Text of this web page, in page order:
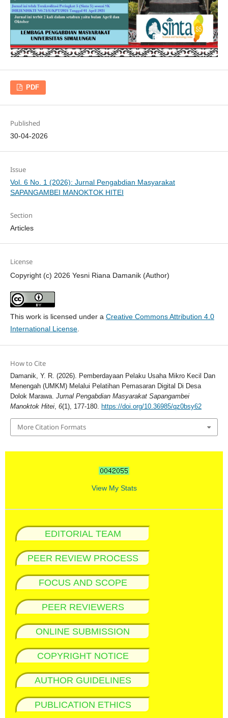
PDF
Published
30-04-2026
Issue
Vol. 6 No. 1 (2026): Jurnal Pengabdian Masyarakat
SAPANGAMBEI MANOKTOK HITEI
Section
Articles
License
Copyright (c) 2026 Yesni Riana Damanik (Author)
This work is licensed under a Creative Commons Attribution 4.0
International License.
How to Cite
Damanik, Y. R. (2026). Pemberdayaan Pelaku Usaha Mikro Kecil Dan
Menengah (UMKM) Melalui Pelatihan Pemasaran Digital Di Desa
Dolok Marawa. Jurnal Pengabdian Masyarakat Sapangambei
Manoktok Hitei, 6(1), 177-180. https://doi.org/10.36985/qz0bsy62
More Citation Formats
View My Stats
EDITORIAL TEAM
PEER REVIEW PROCESS
FOCUS AND SCOPE
PEER REVIEWERS
ONLINE SUBMISSION
COPYRIGHT NOTICE
AUTHOR GUIDELINES
PUBLICATION ETHICS